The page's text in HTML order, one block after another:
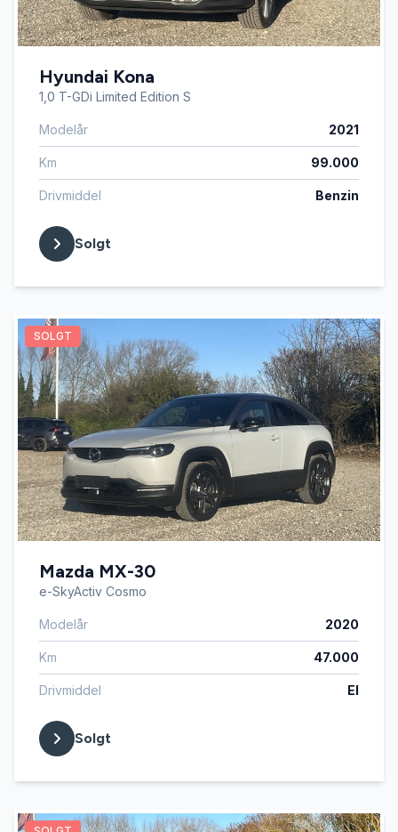
Hyundai Kona
1,0 T-GDi Limited Edition S
Modelår 2021
Km 99.000
Drivmiddel Benzin
Solgt
SOLGT
Mazda MX-30
e-SkyActiv Cosmo
Modelår 2020
Km 47.000
Drivmiddel El
Solgt